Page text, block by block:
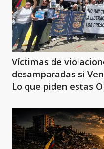
Víctimas de
desamparadas si
Lo que piden estas